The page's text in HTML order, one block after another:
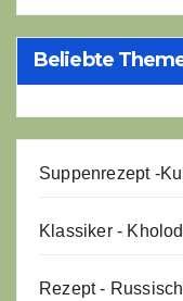
Beliebte
Suppenrezept -
Klassiker -
Rezept -